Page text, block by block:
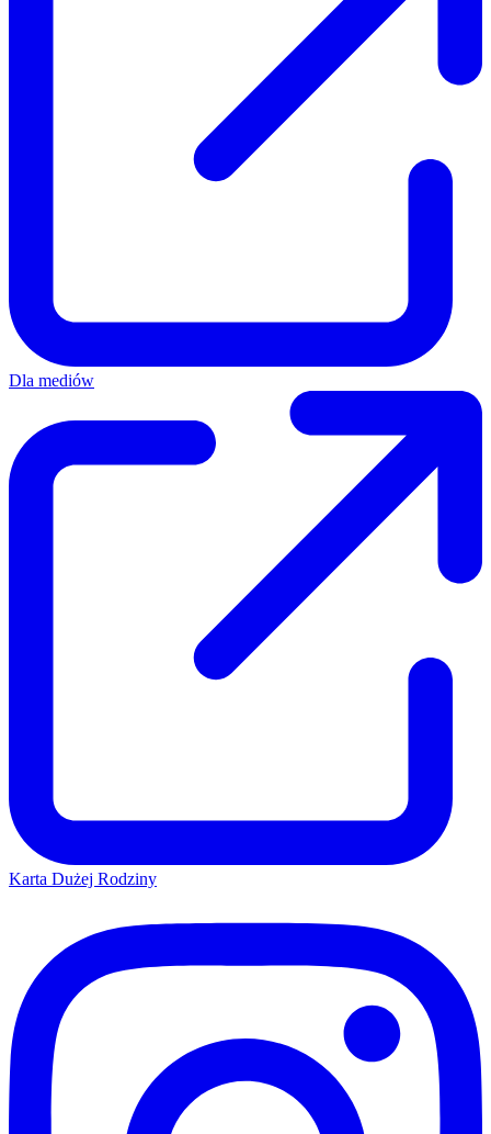
Dla mediów
Karta Dużej Rodziny